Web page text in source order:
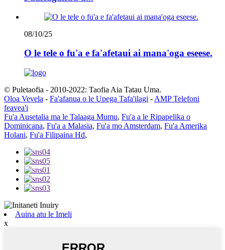
08/10/25
O le tele o fu'a e fa'afetaui ai mana'oga eseese.
© Puletaofia - 2010-2022: Taofia Aia Tatau Uma.
Oloa Vevela - Fa'afanua o le Upega Tafa'ilagi - AMP Telefoni
feavea'i
Fu'a Ausetalia ma le Talaaga Mumu, Fu'a a le Ripapelika o
Dominicana, Fu'a a Malasia, Fu'a mo Amsterdam, Fu'a Amerika
Holani, Fu'a Filipaina Hd,
Auina atu le Imeli
x